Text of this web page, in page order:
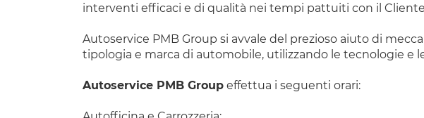
interventi efficaci e di qualità nei tempi pattuiti con il
Autoservice PMB Group si avvale del prezioso aiuto di
tipologia e marca di automobile, utilizzando le tecnologie e
Autoservice PMB Group effettua i seguenti orari: